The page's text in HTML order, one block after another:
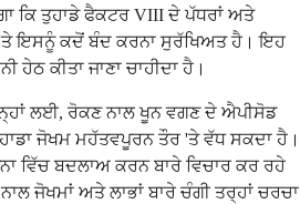
ਕਿ ਤੁਹਾਡੇ ਫੈਕਟਰ VIII ਦੇ ਪੱਧਰਾਂ ਅਤੇ
ਇਸਨੂੰ ਕਦੋਂ ਬੰਦ ਕਰਨਾ ਸੁਰੱਖਿਅਤ ਹੈ। ਇਹ
ਹੇਠ ਕੀਤਾ ਜਾਣਾ ਚਾਹੀਦਾ ਹੈ।
ਲਈ, ਰੋਕਣ ਨਾਲ ਖੂਨ ਵਗਣ ਦੇ ਐਪੀਸੋਡ
ਜੋਖਮ ਮਹੱਤਵਪੂਰਨ ਤੌਰ 'ਤੇ ਵੱਧ ਸਕਦਾ ਹੈ।
ਵਿੱਚ ਬਦਲਾਅ ਕਰਨ ਬਾਰੇ ਵਿਚਾਰ ਕਰ ਰਹੇ
ਜੋਖਮਾਂ ਅਤੇ ਲਾਭਾਂ ਬਾਰੇ ਚੰਗੀ ਤਰ੍ਹਾਂ ਚਰਚਾ